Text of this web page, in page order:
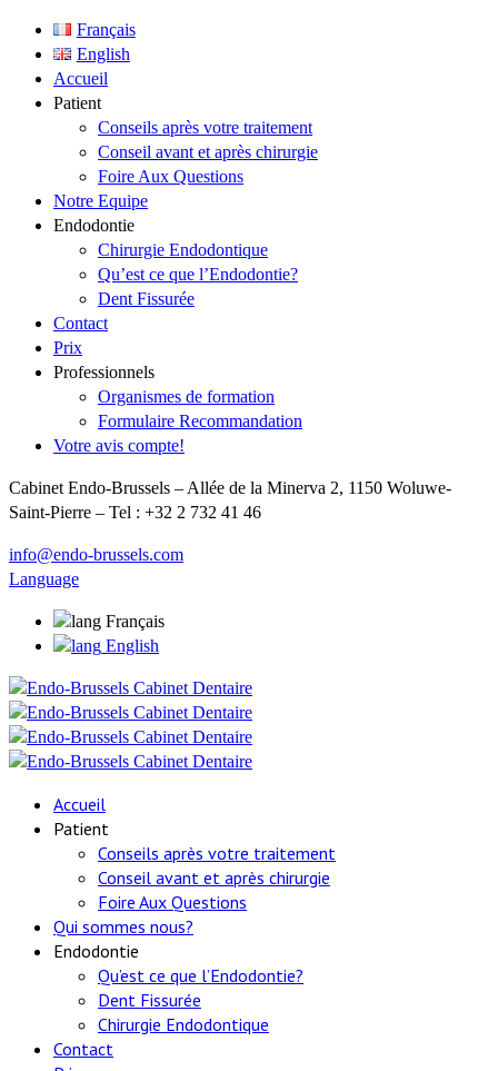
Français
English
Accueil
Patient
Conseils après votre traitement
Conseil avant et après chirurgie
Foire Aux Questions
Notre Equipe
Endodontie
Chirurgie Endodontique
Qu’est ce que l’Endodontie?
Dent Fissurée
Contact
Prix
Professionnels
Organismes de formation
Formulaire Recommandation
Votre avis compte!
Cabinet Endo-Brussels – Allée de la Minerva 2, 1150 Woluwe-
Saint-Pierre – Tel : +32 2 732 41 46
info@endo-brussels.com
Language
Français
English
Accueil
Patient
Conseils après votre traitement
Conseil avant et après chirurgie
Foire Aux Questions
Qui sommes nous?
Endodontie
Qu’est ce que l’Endodontie?
Dent Fissurée
Chirurgie Endodontique
Contact